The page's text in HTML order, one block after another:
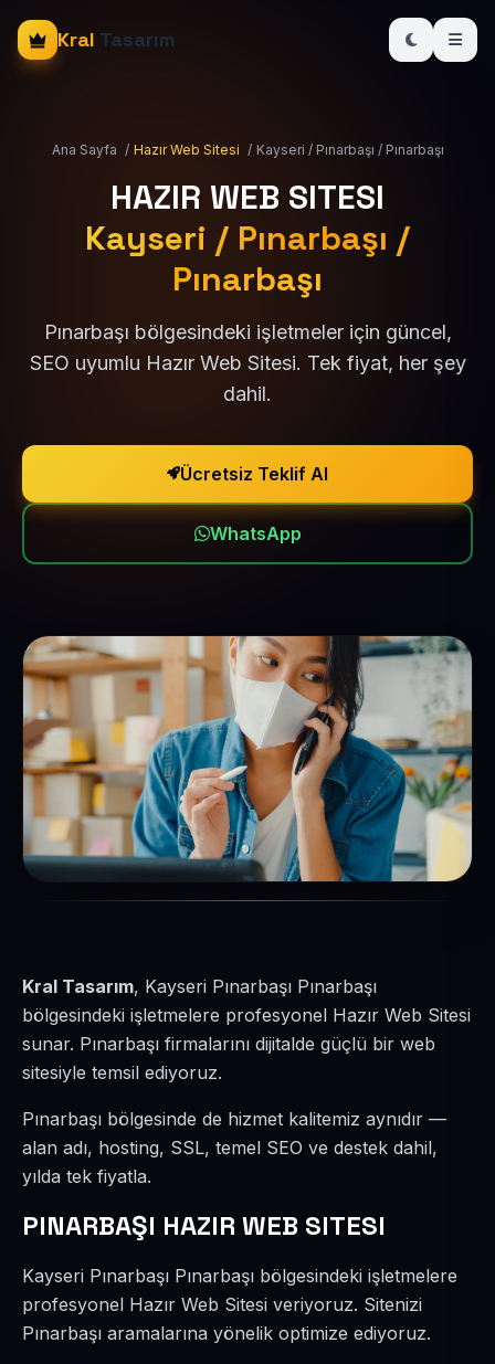
Kral Tasarım
Ana Sayfa / Hazır Web Sitesi / Kayseri / Pınarbaşı / Pınarbaşı
HAZIR WEB SITESI
Kayseri / Pınarbaşı /
Pınarbaşı
Pınarbaşı bölgesindeki işletmeler için güncel,
SEO uyumlu Hazır Web Sitesi. Tek fiyat, her şey
dahil.
Ücretsiz Teklif Al
WhatsApp
Kral Tasarım, Kayseri Pınarbaşı Pınarbaşı
bölgesindeki işletmelere profesyonel Hazır Web Sitesi
sunar. Pınarbaşı firmalarını dijitalde güçlü bir web
sitesiyle temsil ediyoruz.
Pınarbaşı bölgesinde de hizmet kalitemiz aynıdır —
alan adı, hosting, SSL, temel SEO ve destek dahil,
yılda tek fiyatla.
PINARBAŞI HAZIR WEB SITESI
Kayseri Pınarbaşı Pınarbaşı bölgesindeki işletmelere
profesyonel Hazır Web Sitesi veriyoruz. Sitenizi
Pınarbaşı aramalarına yönelik optimize ediyoruz.